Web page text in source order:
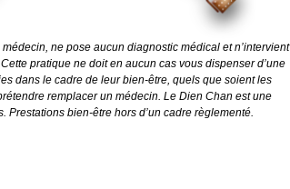
ne pose aucun diagnostic médical et n’intervient
pratique ne doit en aucun cas vous dispenser d’une
dans le cadre de leur bien-être, quels que soient les
remplacer un médecin. Le Dien Chan est une
Prestations bien-être hors d’un cadre règlementé.